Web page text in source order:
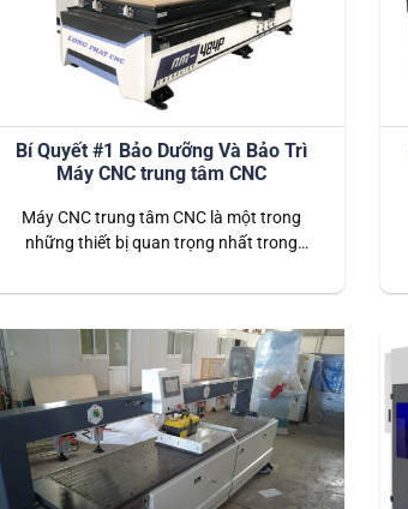
Bí Quyết #1 Bảo Dưỡng Và Bảo Trì
Máy CNC trung tâm CNC
Máy CNC trung tâm CNC là một trong
những thiết bị quan trọng nhất trong
máy hoạt động hiệu quả và có tuổi thọ cao,
cùng cần thiết. Bảo trì máy CNC trung tâm
CNC là một…